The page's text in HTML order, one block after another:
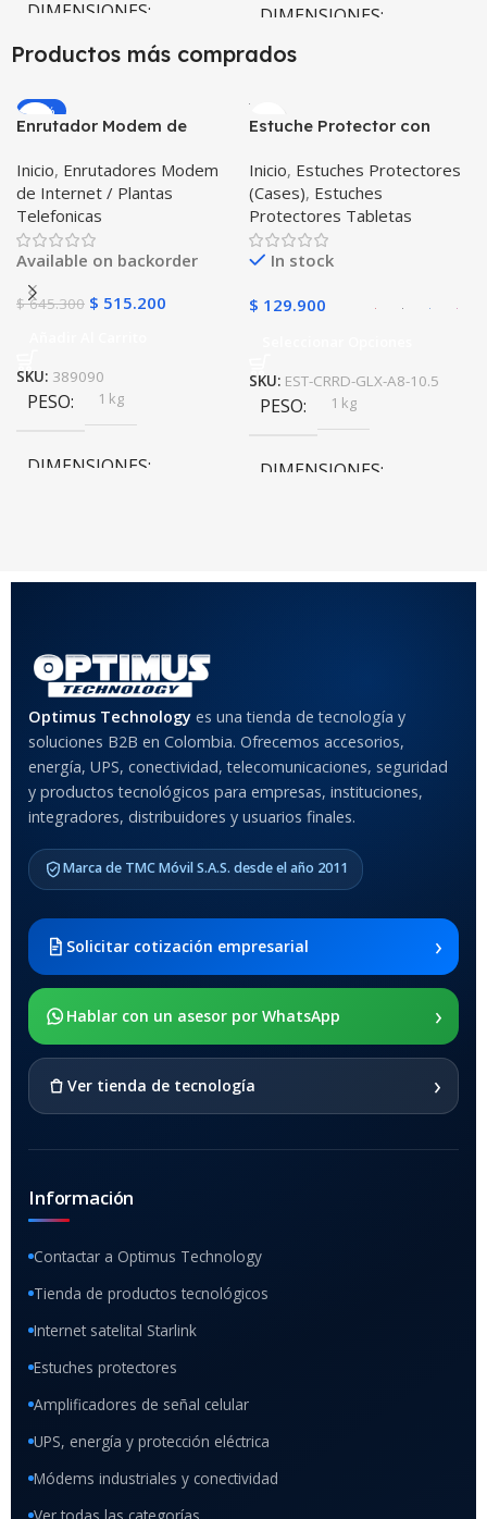
DIMENSIONES
20,5 × 31,5 × 64,5 cm
COLOR Negro
DIMENSIONES
COLOR
Negro Azul ,Verde
Azul Oscuro
Productos más comprados
-20%
Enrutador Modem de
Libre Todo Operador 4G
LTE SIMCARD
Inicio, Enrutadores Modem
de Internet / Plantas
Telefonicas
Available on backorder
$645.300 $ 515.200
SKU: 389090
PESO 1 kg
DIMENSIONES
Estuche Protector con
Tablet Samsung Galaxy
Tab A8 10.5 2021 – 2022
SM-x200 SM-x205 Anti
golpes con soporte
Inicio, Estuches Protectores
(Cases), Estuches
Protectores Tabletas
In stock
$ 129.900
SKU: EST-CRRD-GLX-A8-10.5
PESO 1 kg
DIMENSIONES
COLOR
Anti-Shock
MODELO DE TABLETS
COMPATIBLES
2021 SM-x200 / Samsung
Galaxy Tab A8 10.5 2021 SM-
x205
SOPORTE DE APOYO
Optimus Technology es una tienda de tecnología y
soluciones B2B en Colombia. Ofrecemos accesorios,
energía, UPS, conectividad, telecomunicaciones, seguridad
y productos tecnológicos para empresas, instituciones,
integradores, distribuidores y usuarios finales.
Marca de TMC Móvil S.A.S. desde el año 2011
Solicitar cotización empresarial ›
Hablar con un asesor por WhatsApp ›
Ver tienda de tecnología ›
Información
Contactar a Optimus Technology
Tienda de productos tecnológicos
Internet satelital Starlink
Estuches protectores
Amplificadores de señal celular
UPS, energía y protección eléctrica
Módems industriales y conectividad
Ver todas las categorías